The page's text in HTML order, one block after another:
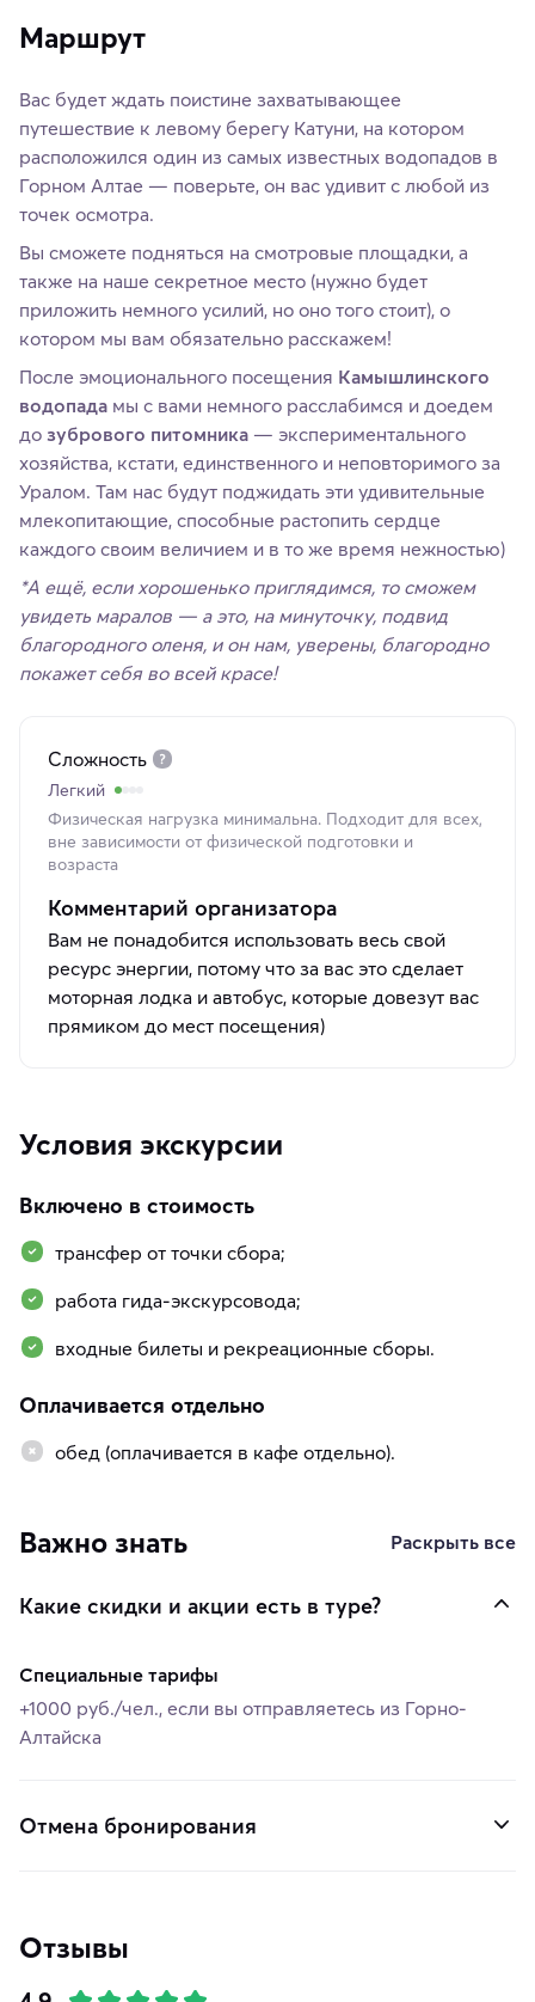
Маршрут
Вас будет ждать поистине захватывающее
путешествие к левому берегу Катуни, на котором
расположился один из самых известных водопадов в
Горном Алтае — поверьте, он вас удивит с любой из
точек осмотра.
Вы сможете подняться на смотровые площадки, а
также на наше секретное место (нужно будет
приложить немного усилий, но оно того стоит), о
котором мы вам обязательно расскажем!
После эмоционального посещения Камышлинского
водопада мы с вами немного расслабимся и доедем
до зубрового питомника — экспериментального
хозяйства, кстати, единственного и неповторимого за
Уралом. Там нас будут поджидать эти удивительные
млекопитающие, способные растопить сердце
каждого своим величием и в то же время нежностью)
*А ещё, если хорошенько приглядимся, то сможем
увидеть маралов — а это, на минуточку, подвид
благородного оленя, и он нам, уверены, благородно
покажет себя во всей красе!
Сложность
Легкий
Физическая нагрузка минимальна. Подходит для всех,
вне зависимости от физической подготовки и
возраста
Комментарий организатора
Вам не понадобится использовать весь свой
ресурс энергии, потому что за вас это сделает
моторная лодка и автобус, которые довезут вас
прямиком до мест посещения)
Условия экскурсии
Включено в стоимость
трансфер от точки сбора;
работа гида-экскурсовода;
входные билеты и рекреационные сборы.
Оплачивается отдельно
обед (оплачивается в кафе отдельно).
Важно знать Раскрыть все
Какие скидки и акции есть в туре?
Специальные тарифы
+1000 руб./чел., если вы отправляетесь из Горно-
Алтайска
Отмена бронирования
Отзывы